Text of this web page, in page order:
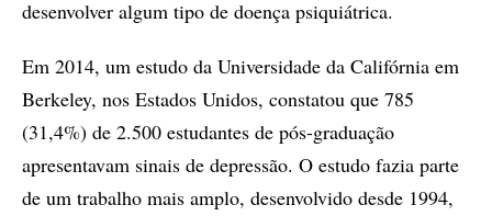
desenvolver algum tipo de doença psiquiátrica.
Em 2014, um estudo da Universidade da Califórnia em
Berkeley, nos Estados Unidos, constatou que 785
(31,4%) de 2.500 estudantes de pós-graduação
apresentavam sinais de depressão. O estudo fazia parte
de um trabalho mais amplo, desenvolvido desde 1994,